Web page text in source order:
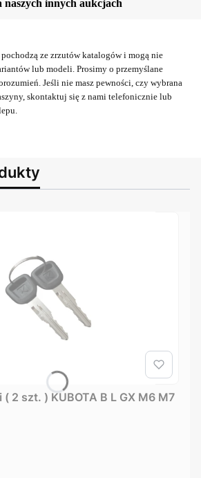
naszych innych aukcjach
ze zrzutów katalogów i mogą nie
lub modeli. Prosimy o przemyślane
Jeśli nie masz pewności, czy wybrana
skontaktuj się z nami telefonicznie lub
2 szt. ) KUBOTA B L GX M6 M7